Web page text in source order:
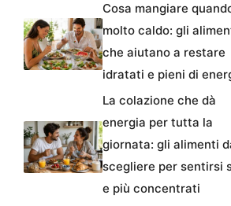
Cosa mangiare
molto caldo: gli
che aiutano a restare
idratati e pieni di
La colazione che dà
energia per tutta la
giornata: gli alimenti
scegliere per sentirsi
e più concentrati